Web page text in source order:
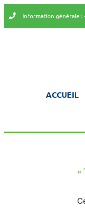
Information générale :
ACCUEIL
«